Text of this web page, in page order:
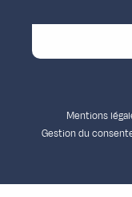
Mentions
Gestion du